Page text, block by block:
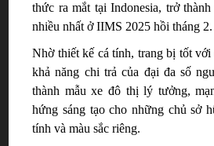
thức ra mắt tại Indonesia, trở
nhiều nhất ở IIMS 2025 hồi tháng 2.
Nhờ thiết kế cá tính, trang bị tốt
khả năng chi trả của đại đa số
thành mẫu xe đô thị lý tưởng,
hứng sáng tạo cho những chủ sở
tính và màu sắc riêng.